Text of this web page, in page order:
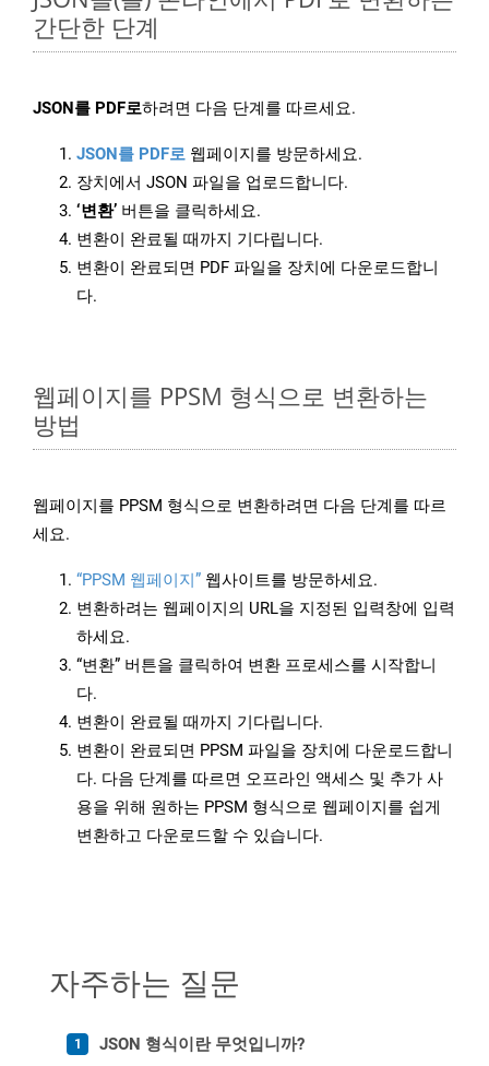
간단한 단계
JSON를 PDF로하려면 다음 단계를 따르세요.
JSON를 PDF로 웹페이지를 방문하세요.
장치에서 JSON 파일을 업로드합니다.
‘변환’ 버튼을 클릭하세요.
변환이 완료될 때까지 기다립니다.
변환이 완료되면 PDF 파일을 장치에 다운로드합니
다.
웹페이지를 PPSM 형식으로 변환하는
방법
웹페이지를 PPSM 형식으로 변환하려면 다음 단계를 따르
세요.
“PPSM 웹페이지” 웹사이트를 방문하세요.
변환하려는 웹페이지의 URL을 지정된 입력창에 입력
하세요.
“변환” 버튼을 클릭하여 변환 프로세스를 시작합니
다.
변환이 완료될 때까지 기다립니다.
변환이 완료되면 PPSM 파일을 장치에 다운로드합니
다. 다음 단계를 따르면 오프라인 액세스 및 추가 사
용을 위해 원하는 PPSM 형식으로 웹페이지를 쉽게
변환하고 다운로드할 수 있습니다.
자주하는 질문
JSON 형식이란 무엇입니까?